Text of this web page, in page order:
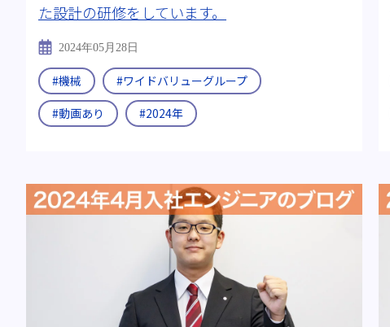
た設計の研修をしています。
2024年05月28日
#機械
#ワイドバリューグループ
#動画あり
#2024年